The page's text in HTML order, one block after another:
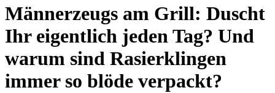
Männerzeugs am Grill: Duscht
Ihr eigentlich jeden Tag? Und
warum sind Rasierklingen
immer so blöde verpackt?